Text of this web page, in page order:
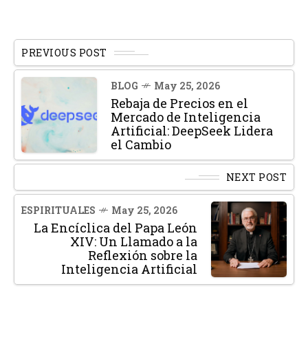
PREVIOUS POST
BLOG May 25, 2026
Rebaja de Precios en el
Mercado de Inteligencia
Artificial: DeepSeek Lidera
el Cambio
NEXT POST
ESPIRITUALES May 25, 2026
La Encíclica del Papa León
XIV: Un Llamado a la
Reflexión sobre la
Inteligencia Artificial